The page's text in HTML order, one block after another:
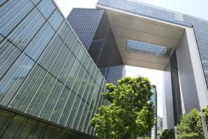
專
題
投
資
樓
市